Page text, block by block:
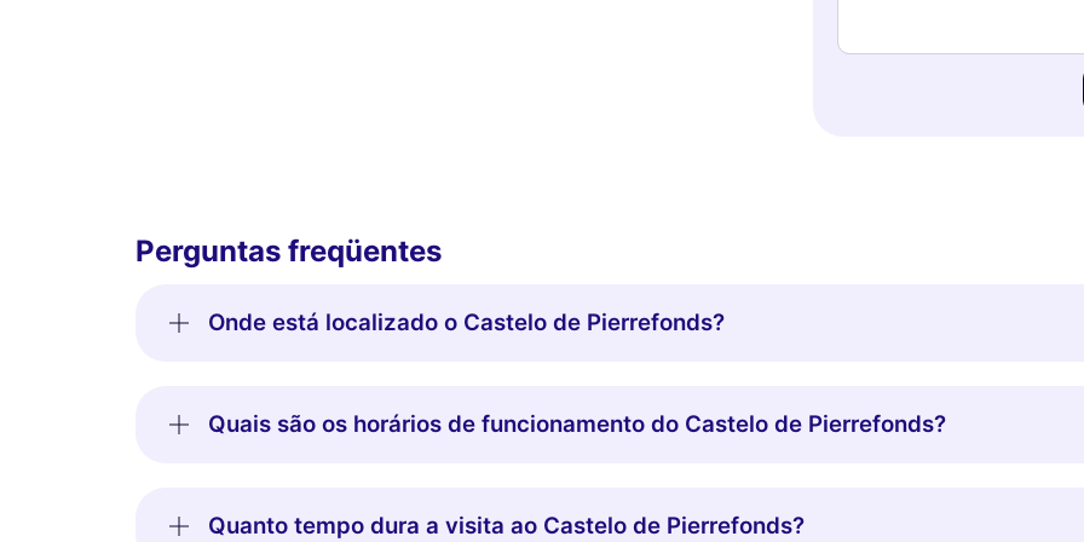
Perguntas freqüentes
Onde está localizado o Castelo de Pierrefonds?
Quais são os horários de funcionamento do Castelo de Pierrefonds?
Quanto tempo dura a visita ao Castelo de Pierrefonds?